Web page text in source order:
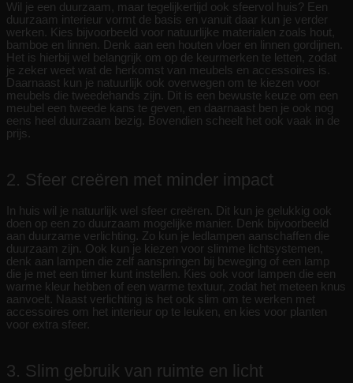
Wil je een duurzaam, maar tegelijkertijd ook sfeervol huis? Een
duurzaam interieur vormt de basis en vanuit daar kun je verder
werken. Kies bijvoorbeeld voor natuurlijke materialen zoals hout,
bamboe en linnen. Denk aan een houten vloer en linnen gordijnen.
Het is hierbij wel belangrijk om op de keurmerken te letten, zodat
je zeker weet wat de herkomst van meubels en accessoires is.
Daarnaast kun je natuurlijk ook overwegen om te kiezen voor
meubels die tweedehands zijn. Dit is een bewuste keuze om een
meubel een tweede kans te geven, en daarnaast ben je ook nog
eens heel duurzaam bezig. Bovendien scheelt het ook vaak in de
prijs.
2. Sfeer creëren met minder impact
In huis wil je natuurlijk wel sfeer creëren. Dit kun je gelukkig ook
doen op een zo duurzaam mogelijke manier. Denk bijvoorbeeld
aan duurzame verlichting. Zo kun je ledlampen aanschaffen die
duurzaam zijn. Ook kun je kiezen voor slimme lichtsystemen,
denk aan lampen die zelf aanspringen bij beweging of een lamp
die je met een timer kunt instellen. Kies ook voor lampen die een
warme kleur hebben of een warme textuur, zodat het meteen knus
aanvoelt. Naast verlichting is het ook slim om te werken met
accessoires om het interieur op te leuken, en kies voor planten
voor extra sfeer.
3. Slim gebruik van ruimte en licht